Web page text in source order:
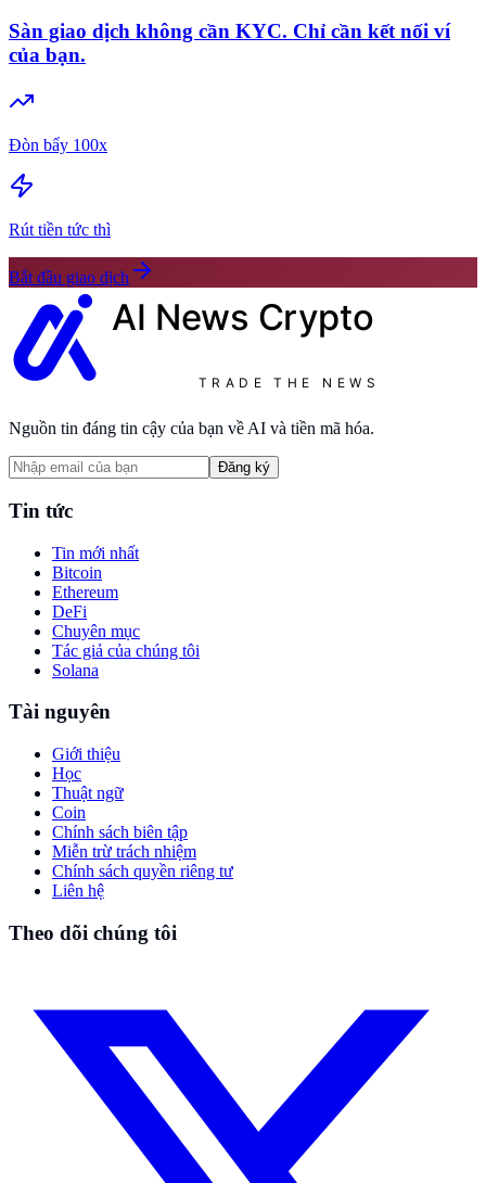
Sàn giao dịch không cần KYC. Chỉ cần kết nối ví
của bạn.
Đòn bẩy 100x
Rút tiền tức thì
Bắt đầu giao dịch
AI News Crypto
TRADE THE NEWS
Nguồn tin đáng tin cậy của bạn về AI và tiền mã hóa.
Đăng ký
Tin tức
Tin mới nhất
Bitcoin
Ethereum
DeFi
Chuyên mục
Tác giả của chúng tôi
Solana
Tài nguyên
Giới thiệu
Học
Thuật ngữ
Coin
Chính sách biên tập
Miễn trừ trách nhiệm
Chính sách quyền riêng tư
Liên hệ
Theo dõi chúng tôi